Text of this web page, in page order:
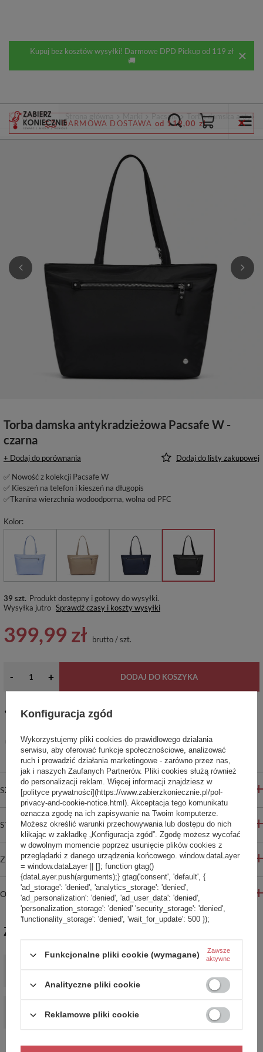
Kupuj bez kosztów wysyłki! Darmowe DPD Pickup od 119 zł
🚚
DARMOWA DOSTAWA od 119,00 zł
Wstecz Strona główna Marki Pacsafe Torba damska
Torba damska antykradzieżowa Pacsafe W -
czarna
+ Dodaj do porównania
Dodaj do listy zakupowej
✅ Nowość z kolekcji Pacsafe W
✅ Kieszeń na telefon i kieszeń na długopis
✅Tkanina wierzchnia wodoodporna, wolna od PFC
Kolor
39 szt. Produkt dostępny i gotowy do wysyłki
Wysyłka jutro Sprawdź czasy i koszty wysyłki
399,99 zł brutto/szt.
- + DODAJ DO KOSZYKA
14dni na łatwy zwrot
Bezpieczne zakupy
SZCZEGÓŁOWE INFORMACJE
STREFA REKOMENDACJI
ZADAJ PYTANIE
OPINIE
ZABIERZ JESZCZE :)
Rozkładana torebka damska antykradzieżowa Pacsafe Go -
349,99 zł / szt.
Plecak damski antykradzieżowy Pacsafe Citysafe CX Econyl -
Konfiguracja zgód
Wykorzystujemy pliki cookies do prawidłowego działania
serwisu, aby oferować funkcje społecznościowe, analizować
ruch i prowadzić działania marketingowe - zarówno przez nas,
jak i naszych Zaufanych Partnerów. Pliki cookies służą również
do personalizacji reklam. Więcej informacji znajdziesz w
[polityce prywatności](https://www.zabierzkoniecznie.pl/pol-
privacy-and-cookie-notice.html). Akceptacja tego komunikatu
oznacza zgodę na ich zapisywanie na Twoim komputerze.
Możesz określić warunki przechowywania lub dostępu do nich
klikając w zakładkę „Konfiguracja zgód”. Zgodę możesz wycofać
w dowolnym momencie poprzez usunięcie plików cookies z
przeglądarki z danego urządzenia końcowego. window.dataLayer
= window.dataLayer || []; function gtag()
{dataLayer.push(arguments);} gtag('consent', 'default', {
'ad_storage': 'denied', 'analytics_storage': 'denied',
'ad_personalization': 'denied', 'ad_user_data': 'denied',
'personalization_storage': 'denied' 'security_storage': 'denied',
'functionality_storage': 'denied', 'wait_for_update': 500 });
Funkcjonalne pliki cookie (wymagane)
Zawsze
aktywne
Analityczne pliki cookie
Reklamowe pliki cookie